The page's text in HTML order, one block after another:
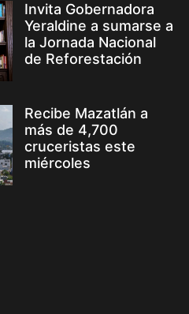
Invita Gobernadora
Yeraldine a sumarse a
la Jornada Nacional
de Reforestación
Recibe Mazatlán a
más de 4,700
cruceristas este
miércoles